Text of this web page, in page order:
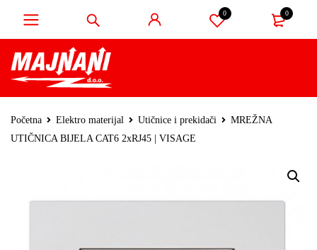
0 0
Početna Elektro materijal Utičnice i prekidači
MREŽNA
UTIČNICA BIJELA CAT6 2xRJ45 | VISAGE